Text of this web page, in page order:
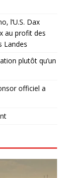
l’U.S. Dax
au profit des
Landes
plutôt qu’un
officiel a